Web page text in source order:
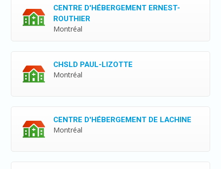
CENTRE D'HÉBERGEMENT ERNEST-
ROUTHIER
Montréal
CHSLD PAUL-LIZOTTE
Montréal
CENTRE D'HÉBERGEMENT DE LACHINE
Montréal